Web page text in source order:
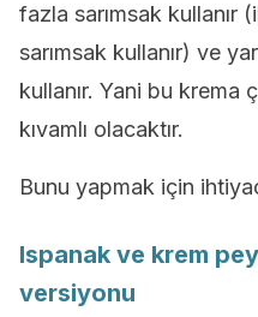
fazla sarımsak kullanır
sarımsak kullanır) ve
kullanır. Yani bu
kıvamlı olacaktır.
Bunu yapmak için
Ispanak ve krem
versiyonu